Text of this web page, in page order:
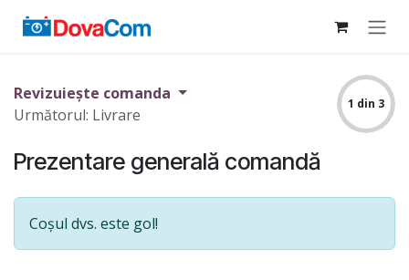
Revizuiește comanda
Următorul: Livrare
1 din 3
Prezentare generală comandă
Coșul dvs. este gol!